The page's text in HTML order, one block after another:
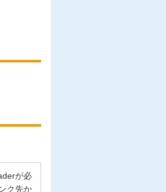
が必
ク先か